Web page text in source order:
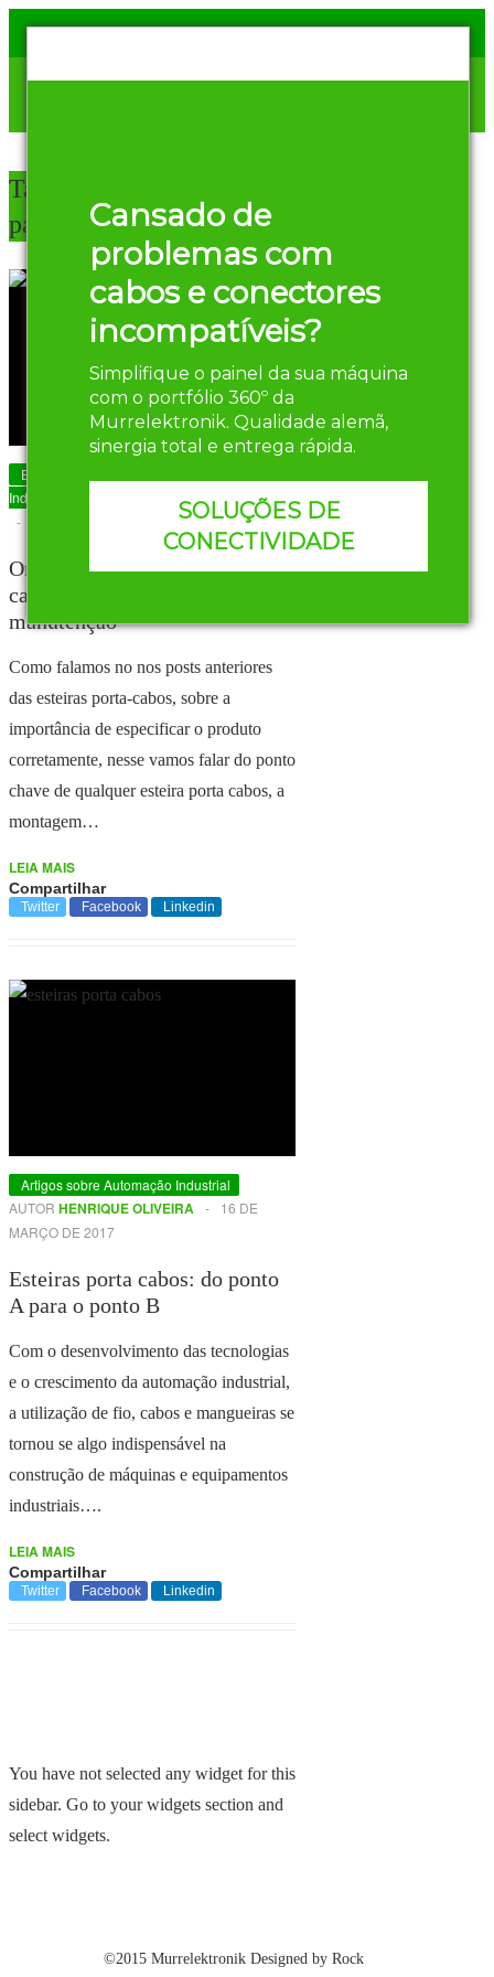
Cansado de
problemas com
cabos e conectores
incompatíveis?
Simplifique o painel da sua máquina
com o portfólio 360º da
Murrelektronik. Qualidade alemã,
sinergia total e entrega rápida.
SOLUÇÕES DE
CONECTIVIDADE
Tag Archives:
para Esteiras
Eficiência Energética em Automação
Industrial
HENRIQUE OLIVEIRA
- 16 DE NOVEMBRO DE 2017
Organização de Esteiras porta-
cabos: da produção à
manutenção
Como falamos no nos posts anteriores
das esteiras porta-cabos, sobre a
importância de especificar o produto
corretamente, nesse vamos falar do ponto
chave de qualquer esteira porta cabos, a
montagem…
LEIA MAIS
Compartilhar
Twitter Facebook Linkedin
Artigos sobre Automação Industrial
AUTOR HENRIQUE OLIVEIRA -
16 DE
MARÇO DE 2017
Esteiras porta cabos: do ponto
A para o ponto B
Com o desenvolvimento das tecnologias
e o crescimento da automação industrial,
a utilização de fio, cabos e mangueiras se
tornou se algo indispensável na
construção de máquinas e equipamentos
industriais….
LEIA MAIS
Compartilhar
Twitter Facebook Linkedin
You have not selected any widget for this
sidebar. Go to your widgets section and
select widgets.
©2015 Murrelektronik Designed by Rock